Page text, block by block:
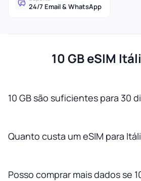
24/7 Email & WhatsApp
10 GB eSIM
10 GB são suficientes para 30
Quanto custa um eSIM para
Posso comprar mais dados se